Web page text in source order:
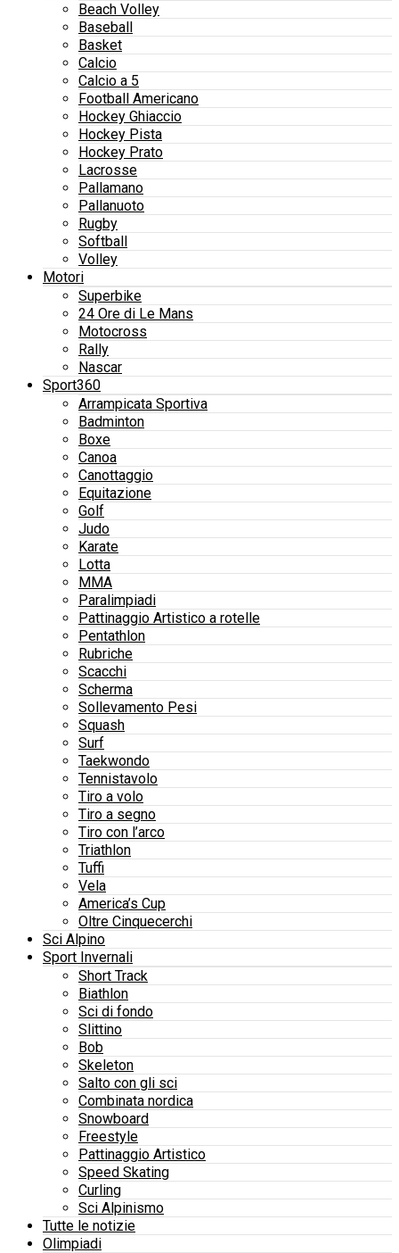
Beach Volley
Baseball
Basket
Calcio
Calcio a 5
Football Americano
Hockey Ghiaccio
Hockey Pista
Hockey Prato
Lacrosse
Pallamano
Pallanuoto
Rugby
Softball
Volley
Motori
Superbike
24 Ore di Le Mans
Motocross
Rally
Nascar
Sport360
Arrampicata Sportiva
Badminton
Boxe
Canoa
Canottaggio
Equitazione
Golf
Judo
Karate
Lotta
MMA
Paralimpiadi
Pattinaggio Artistico a rotelle
Pentathlon
Rubriche
Scacchi
Scherma
Sollevamento Pesi
Squash
Surf
Taekwondo
Tennistavolo
Tiro a volo
Tiro a segno
Tiro con l’arco
Triathlon
Tuffi
Vela
America’s Cup
Oltre Cinquecerchi
Sci Alpino
Sport Invernali
Short Track
Biathlon
Sci di fondo
Slittino
Bob
Skeleton
Salto con gli sci
Combinata nordica
Snowboard
Freestyle
Pattinaggio Artistico
Speed Skating
Curling
Sci Alpinismo
Tutte le notizie
Olimpiadi